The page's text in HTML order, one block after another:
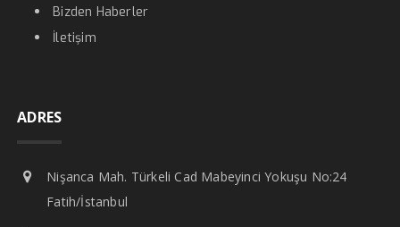
Bizden Haberler
İletişim
ADRES
Nişanca Mah. Türkeli Cad Mabeyinci Yokuşu No:24
Fatih/İstanbul